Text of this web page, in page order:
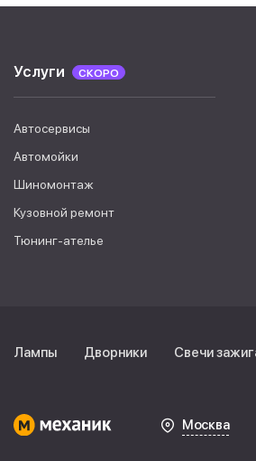
Услуги СКОРО
Автосервисы
Автомойки
Шиномонтаж
Кузовной ремонт
Тюнинг-ателье
Лампы Дворники Свечи
Москва